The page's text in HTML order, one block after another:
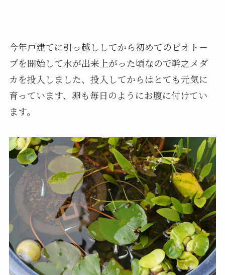
今年戸建てに引っ越ししてから初めてのビオトー
プを開始して水が出来上がった頃なので幹之メダ
カを投入しました、投入してからはとても元気に
育っています、卵も毎日のようにお腹に付けてい
ます。